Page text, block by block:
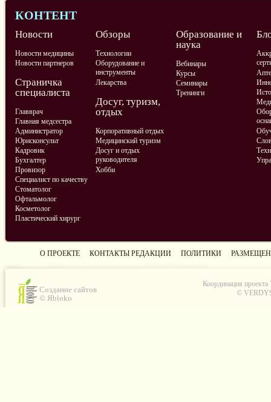
КОНТЕНТ
Новости
Новости медицины
Новости партнеров
Обзоры
Технологии
Оборудование и
инструменты
Лекарства
Образование и
наука
Вебинары
Курсы
Семинары
Тренинги
Страничка
специалиста
Главврач
Главная медсестра
Администратор
Юрисконсульт
Кадровик
Бухгалтер
Провизор
Специалист по качеству
Стоматолог
Офтальмолог
Косметолог
Пластический хирург
Досуг, туризм,
отдых
Корпоративный отдых
Медицинский туризм
Досуг и отдых
руководителя
Хобби
О ПРОЕКТЕ КОНТАКТЫ РЕДАКЦИИ ПОЛИТИКИ
Создание сайтов
© Яbloko
Координация проекта
©